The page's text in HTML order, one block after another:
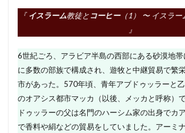
『 イスラーム教徒とコーヒー（1） 〜 イスラー
』
6世紀ごろ、アラビア半島の西部にある砂漠地
に多数の部族で構成され、遊牧と中継貿易で繁
市があった。570年頃、青年アブドゥッラーと
のオアシス都市マッカ（以後、メッカと呼称）
ドゥッラーの父は名門のハーシム家の出身でカ
で香料や絹などの貿易をしていました。アーミ